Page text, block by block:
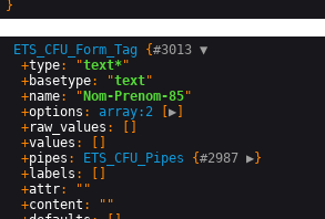
ETS_CFU_Form_Tag {#3013 ▼
  +
type: "text*"
  +
basetype: "text"
  +
name: " Nom-Prenom-85"
  +
options : array:2 ▶
  +
raw_values : []
  +
values : []
  +
pipes : ETS_CFU_Pipes {#2987 ▶}
  +
labels : []
  +
attr: ""
  +
content : ""